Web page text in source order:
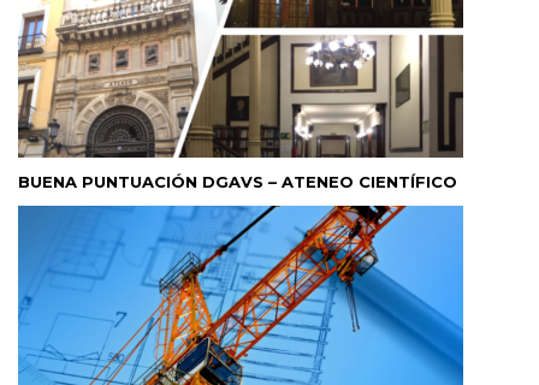
BUENA PUNTUACIÓN DGAVS – ATENEO CIENTÍFICO